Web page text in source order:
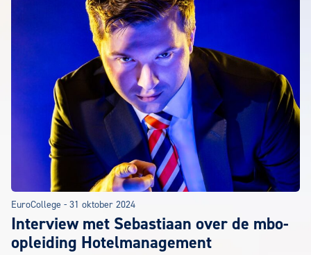
EuroCollege - 31 oktober 2024
Interview met Sebastiaan over de mbo-
opleiding Hotelmanagement